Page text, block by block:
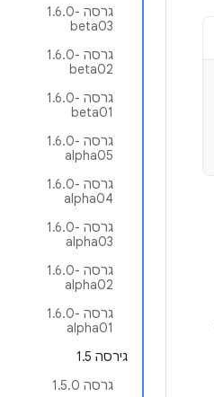
גרסה ‎1.6.0-
beta03
גרסה ‎1.6.0-
beta02
גרסה ‎1.6.0-
beta01
גרסה ‎1.6.0-
alpha05
גרסה ‎1.6.0-
alpha04
גרסה ‎1.6.0-
alpha03
גרסה ‎1.6.0-
alpha02
גרסה ‎1.6.0-
alpha01
גירסה 1.5
גרסה 1.5.0